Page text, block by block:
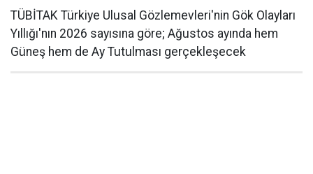
TÜBİTAK Türkiye Ulusal Gözlemevleri'nin Gök Olayları
Yıllığı'nın 2026 sayısına göre; Ağustos ayında hem
Güneş hem de Ay Tutulması gerçekleşecek